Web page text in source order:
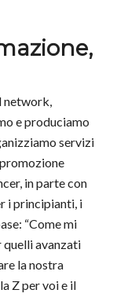
network,
e produciamo
servizi
in parte con
i principianti, i
“Come mi
quelli avanzati
la nostra
Z per voi e il